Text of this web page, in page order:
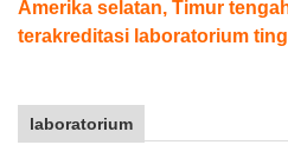
Amerika selatan, Timur
terakreditasi laboratorium
laboratorium